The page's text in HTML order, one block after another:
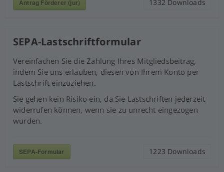
Antrag Förderer (jur) 1332 Downloads
SEPA-Lastschriftformular
Vereinfachen Sie die Zahlung Ihres Mitgliedsbeitrag,
indem Sie uns erlauben, diesen von Ihrem Konto per
Lastschrift einzuziehen.
Sie gehen kein Risiko ein, da Sie Lastschriften jederzeit
widerrufen können, wenn sie zu unrecht eingezogen
wurden.
SEPA-Formular 1223 Downloads